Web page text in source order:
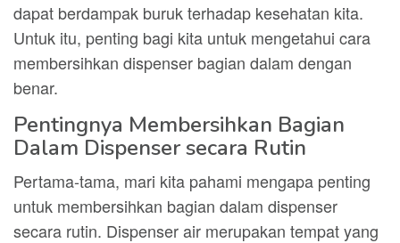
dapat berdampak buruk terhadap kesehatan kita.
Untuk itu, penting bagi kita untuk mengetahui cara
membersihkan dispenser bagian dalam dengan
benar.
Pentingnya Membersihkan Bagian
Dalam Dispenser secara Rutin
Pertama-tama, mari kita pahami mengapa penting
untuk membersihkan bagian dalam dispenser
secara rutin. Dispenser air merupakan tempat yang